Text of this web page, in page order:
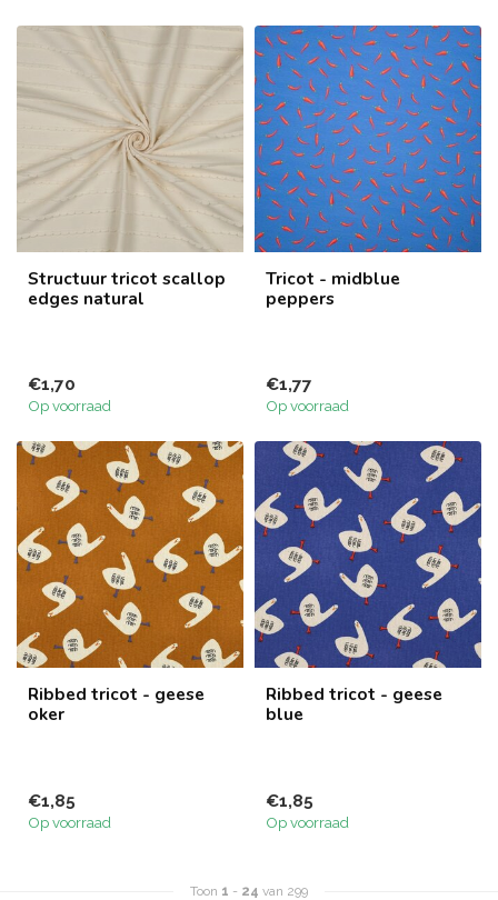
Structuur tricot scallop
edges natural
€1,70
Op voorraad
Tricot - midblue
peppers
€1,77
Op voorraad
Ribbed tricot - geese
oker
€1,85
Op voorraad
Ribbed tricot - geese
blue
€1,85
Op voorraad
Toon 1 - 24 van 299